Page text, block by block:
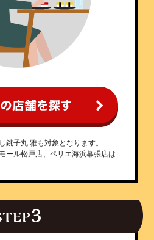
子丸 雅も対象となります。
ール松戸店、ペリエ海浜幕張店は